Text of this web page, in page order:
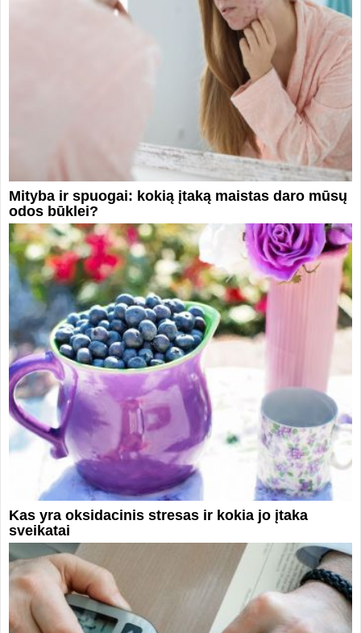
Mityba ir spuogai: kokią įtaką maistas daro mūsų
odos būklei?
Kas yra oksidacinis stresas ir kokia jo įtaka
sveikatai